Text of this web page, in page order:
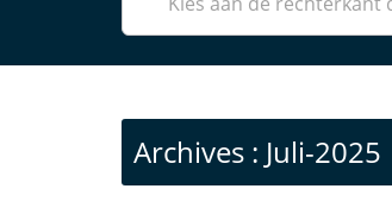
Archives : Juli-2025